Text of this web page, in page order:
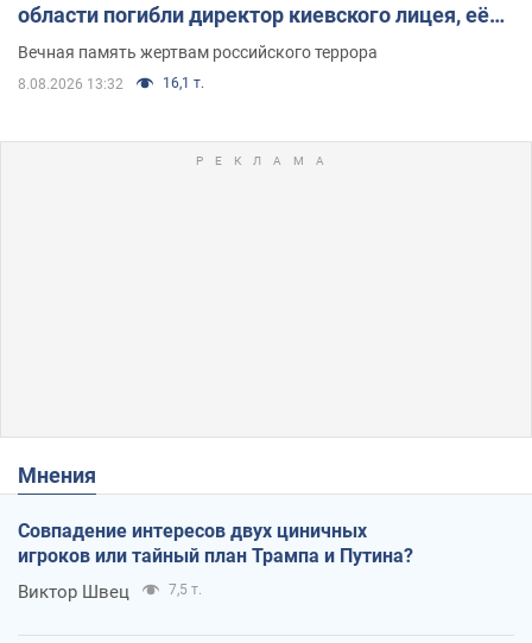
области погибли директор киевского лицея, её
муж и внук
Вечная память жертвам российского террора
8.08.2026 13:32 16,1 т.
Мнения
Совпадение интересов двух циничных
игроков или тайный план Трампа и Путина?
Виктор Швец 7,5 т.